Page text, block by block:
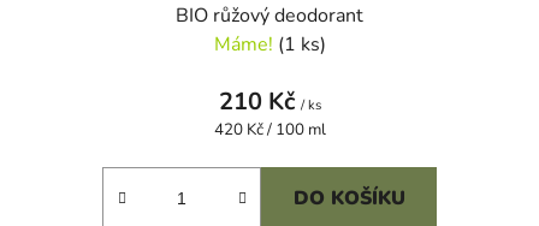
BIO růžový deodorant
Máme! (1 ks)
210 Kč / ks
Měrná
420 Kč / 100 ml
DO KOŠÍKU